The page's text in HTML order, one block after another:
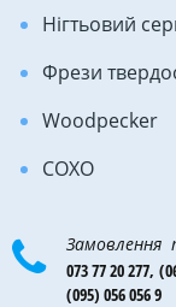
Нігтьовий
Фрези
Woodpecker
COXO
Замовлення
073 77 20 277,
(095) 056 056 9